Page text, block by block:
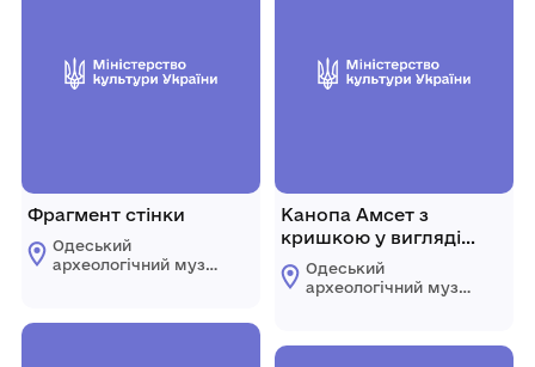
Фрагмент стінки
Одеський
археологічний музей
України
Канопа Амсет з
кришкою у вигляді
людської голови з
бородою
Одеський
археологічний музей
України